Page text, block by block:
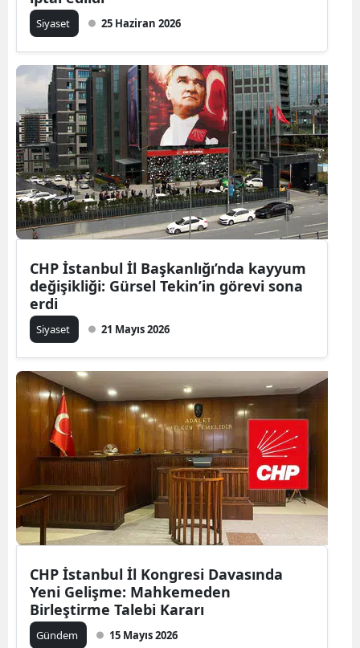
Siyaset 25 Haziran 2026
CHP İstanbul İl Başkanlığı’nda kayyum
değişikliği: Gürsel Tekin’in görevi sona
erdi
Siyaset 21 Mayıs 2026
CHP İstanbul İl Kongresi Davasında
Yeni Gelişme: Mahkemeden
Birleştirme Talebi Kararı
Gündem 15 Mayıs 2026